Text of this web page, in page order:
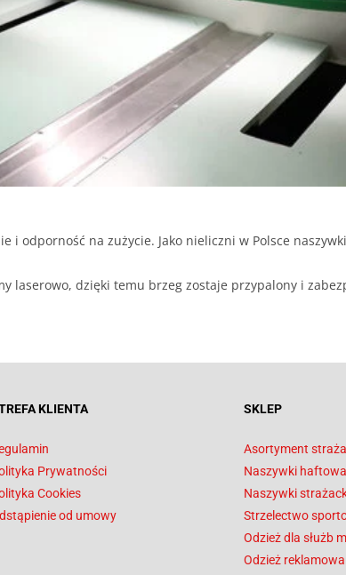
i odporność na zużycie. Jako nieliczni w Polsce naszywki
laserowo, dzięki temu brzeg zostaje przypalony i
KLIENTA
Prywatności
Cookies
od umowy
SKLEP
Asortyment
Naszywki
Naszywki
Strzelectwo
Odzież dla służb
Odzież reklamowa